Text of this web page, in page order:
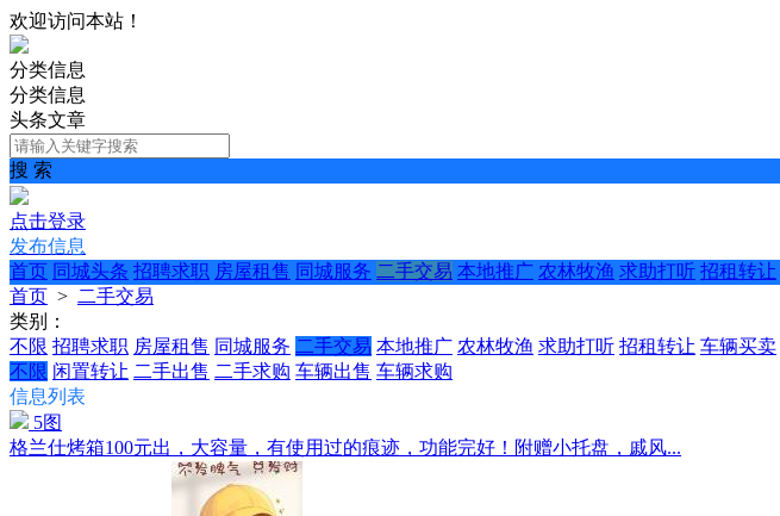
欢迎访问本站！
分类信息
分类信息
头条文章
搜 索
点击登录
发布信息
首页 同城头条 招聘求职 房屋租售 同城服务 二手交易 本地推广 农林牧渔 求助打听 招租转让
首页 > 二手交易
类别：
不限 招聘求职 房屋租售 同城服务 二手交易 本地推广 农林牧渔 求助打听 招租转让 车辆买卖
不限 闲置转让 二手出售 二手求购 车辆出售 车辆求购
信息列表
5图
格兰仕烤箱100元出，大容量，有使用过的痕迹，功能完好！附赠小托盘，戚风...